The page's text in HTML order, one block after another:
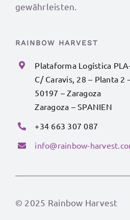
gewährleisten.
RAINBOW HARVEST
Plataforma Logística
C/ Caravis, 28 – Planta 2
50197 – Zaragoza
Zaragoza – SPANIEN
+34 663 307 087
info@rainbow-
© 2025 Rainbow Harvest